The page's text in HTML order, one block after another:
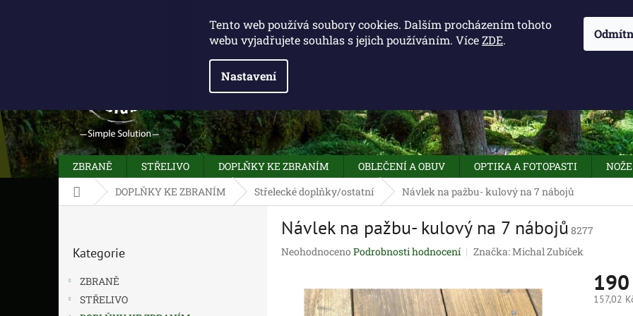
Tento web používá soubory cookies. Dalším procházením tohoto
webu vyjadřujete souhlas s jejich používáním. VíceZDE.
Nastavení
ZBRANĚ STŘELIVO DOPLŇKY KE ZBRANÍM OBLEČENÍ A OBUV OPTIKA A FOTOPASTI NOŽE
Domů DOPLŇKY KE ZBRANÍM Střelecké doplňky/ostatní Návlek na pažbu- kulový na 7 nábojů
kategorie
Kategorie
ZBRANĚ
STŘELIVO
Návlek na pažbu- kulový na 7 nábojů 8277
Průměrné
Neohodnoceno Podrobnosti hodnocení Značka:Michal Zubíček
157,02